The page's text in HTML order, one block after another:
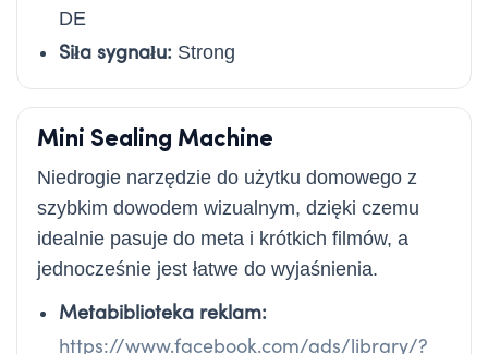
DE
Siła sygnału: Strong
Mini Sealing Machine
Niedrogie narzędzie do użytku domowego z
szybkim dowodem wizualnym, dzięki czemu
idealnie pasuje do meta i krótkich filmów, a
jednocześnie jest łatwe do wyjaśnienia.
Metabiblioteka reklam:
https://www.facebook.com/ads/library/?